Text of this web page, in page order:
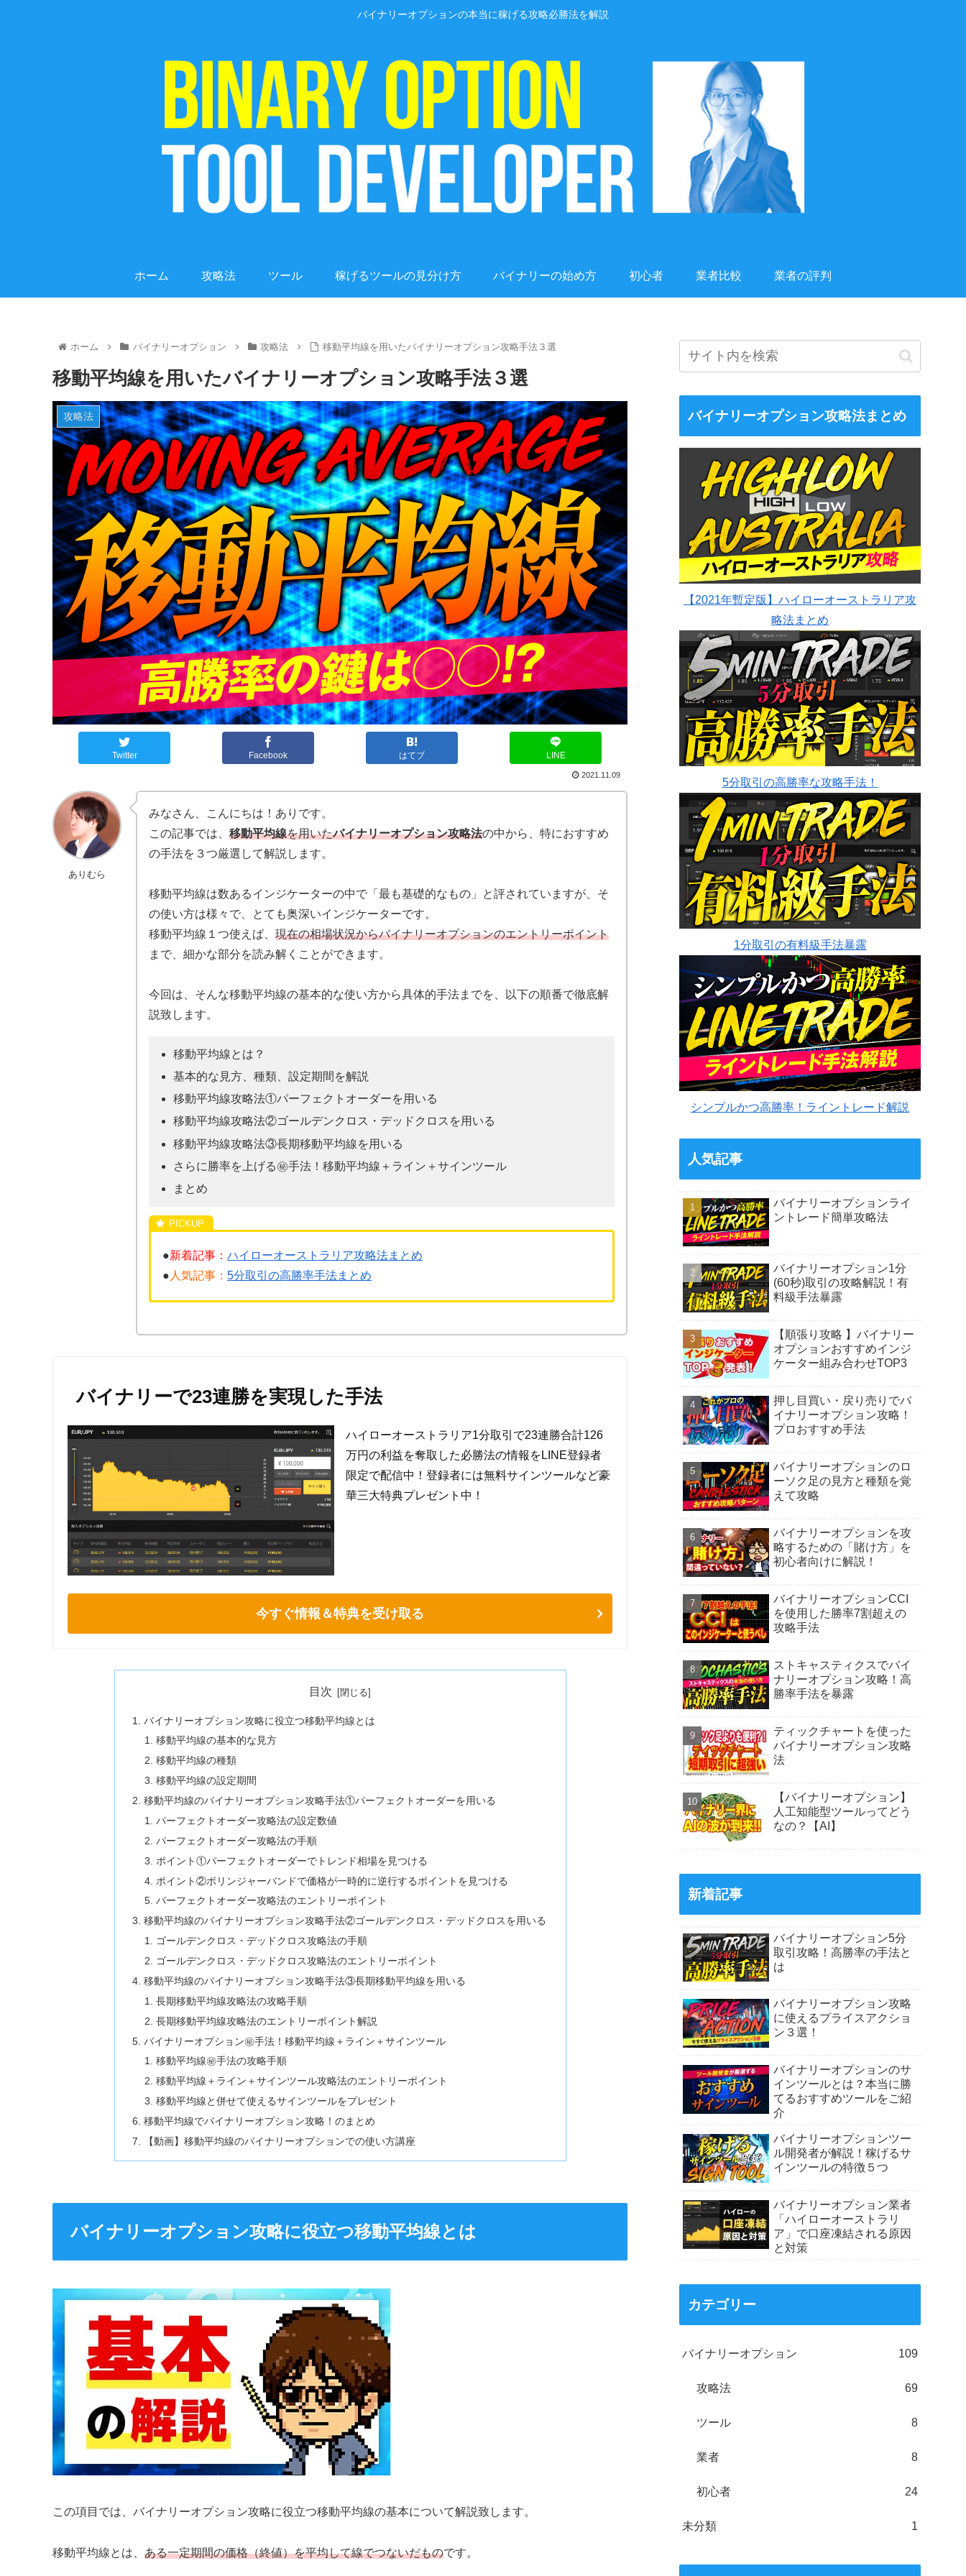
バイナリーオプションの本当に稼げる攻略必勝法を解説
ホーム 攻略法 ツール 稼げるツールの見分け方 バイナリーの始め方 初心者 業者比較 業者の評判
ホーム バイナリーオプション 攻略法 移動平均線を用いたバイナリーオプション攻略手法３選
移動平均線を用いたバイナリーオプション攻略手法３選
攻略法
Twitter Facebook はてブ LINE
2021.11.09
ありむら
みなさん、こんにちは！ありです。
この記事では、 移動平均線を用いたバイナリーオプション攻略法の中から、特におすすめ
の手法を３つ厳選して解説します。
移動平均線は数あるインジケーターの中で「最も基礎的なもの」と評されていますが、そ
の使い方は様々で、とても奥深いインジケーターです。
移動平均線１つ使えば、 現在の相場状況からバイナリーオプションのエントリーポイント
まで、細かな部分を読み解くことができます。
今回は、そんな移動平均線の基本的な使い方から具体的手法までを、以下の順番で徹底解
説致します。
移動平均線とは？
基本的な見方、種類、設定期間を解説
移動平均線攻略法①パーフェクトオーダーを用いる
移動平均線攻略法②ゴールデンクロス・デッドクロスを用いる
移動平均線攻略法③長期移動平均線を用いる
さらに勝率を上げる㊙︎手法！移動平均線＋ライン＋サインツール
まとめ
●新着記事： ハイローオーストラリア攻略法まとめ
● 人気記事： 5分取引の高勝率手法まとめ
バイナリーで23連勝を実現した手法
ハイローオーストラリア1分取引で23連勝合計126
万円の利益を奪取した必勝法の情報をLINE登録者
限定で配信中！登録者には無料サインツールなど豪
華三大特典プレゼント中！
今すぐ情報＆特典を受け取る
目次
バイナリーオプション攻略に役立つ移動平均線とは
移動平均線の基本的な見方
移動平均線の種類
移動平均線の設定期間
移動平均線のバイナリーオプション攻略手法①パーフェクトオーダーを用いる
パーフェクトオーダー攻略法の設定数値
パーフェクトオーダー攻略法の手順
ポイント①パーフェクトオーダーでトレンド相場を見つける
ポイント②ボリンジャーバンドで価格が一時的に逆行するポイントを見つける
パーフェクトオーダー攻略法のエントリーポイント
移動平均線のバイナリーオプション攻略手法②ゴールデンクロス・デッドクロスを用いる
ゴールデンクロス・デッドクロス攻略法の手順
ゴールデンクロス・デッドクロス攻略法のエントリーポイント
移動平均線のバイナリーオプション攻略手法③長期移動平均線を用いる
長期移動平均線攻略法の攻略手順
長期移動平均線攻略法のエントリーポイント解説
バイナリーオプション㊙︎手法！移動平均線＋ライン＋サインツール
移動平均線㊙︎手法の攻略手順
移動平均線＋ライン＋サインツール攻略法のエントリーポイント
移動平均線と併せて使えるサインツールをプレゼント
移動平均線でバイナリーオプション攻略！のまとめ
【動画】移動平均線のバイナリーオプションでの使い方講座
バイナリーオプション攻略に役立つ移動平均線とは
この項目では、バイナリーオプション攻略に役立つ移動平均線の基本について解説致します。
移動平均線とは、 ある一定期間の価格（終値）を平均して線でつないだものです。
バイナリーオプション攻略法まとめ
【2021年暫定版】ハイローオーストラリア攻
略法まとめ
5分取引の高勝率な攻略手法！
1分取引の有料級手法暴露
シンプルかつ高勝率！ライントレード解説
人気記事
バイナリーオプションライ
ントレード簡単攻略法
バイナリーオプション1分
(60秒)取引の攻略解説！有
料級手法暴露
【順張り攻略 】バイナリー
オプションおすすめインジ
ケーター組み合わせTOP3
押し目買い・戻り売りでバ
イナリーオプション攻略！
プロおすすめ手法
バイナリーオプションのロ
ーソク足の見方と種類を覚
えて攻略
バイナリーオプションを攻
略するための「賭け方」を
初心者向けに解説！
バイナリーオプションCCI
を使用した勝率7割超えの
攻略手法
ストキャスティクスでバイ
ナリーオプション攻略！高
勝率手法を暴露
ティックチャートを使った
バイナリーオプション攻略
法
【バイナリーオプション】
人工知能型ツールってどう
なの？【AI】
新着記事
バイナリーオプション5分
取引攻略！高勝率の手法と
は
バイナリーオプション攻略
に使えるプライスアクショ
ン３選！
バイナリーオプションのサ
インツールとは？本当に勝
てるおすすめツールをご紹
介
バイナリーオプションツー
ル開発者が解説！稼げるサ
インツールの特徴５つ
バイナリーオプション業者
「ハイローオーストラリ
ア」で口座凍結される原因
と対策
カテゴリー
バイナリーオプション 109
攻略法 69
ツール 8
業者 8
初心者 24
未分類 1